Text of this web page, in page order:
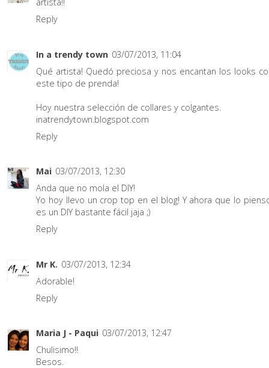
artista!!
Reply
In a trendy town 03/07/2013, 11:04
Qué artista! Quedó preciosa y nos encantan los looks
este tipo de prenda!
Hoy nuestra selección de collares y colgantes.
inatrendytown.blogspot.com
Reply
Mai 03/07/2013, 12:30
Anda que no mola el DIY!
Yo hoy llevo un crop top en el blog! Y ahora que lo
es un DIY bastante fácil jaja ;)
Reply
Mr K. 03/07/2013, 12:34
Adorable!
Reply
Maria J - Paqui 03/07/2013, 12:47
Chulisimo!!
Besos.